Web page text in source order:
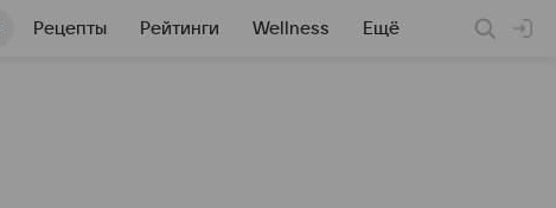
Рецепты Рейтинги Wellness Ещё